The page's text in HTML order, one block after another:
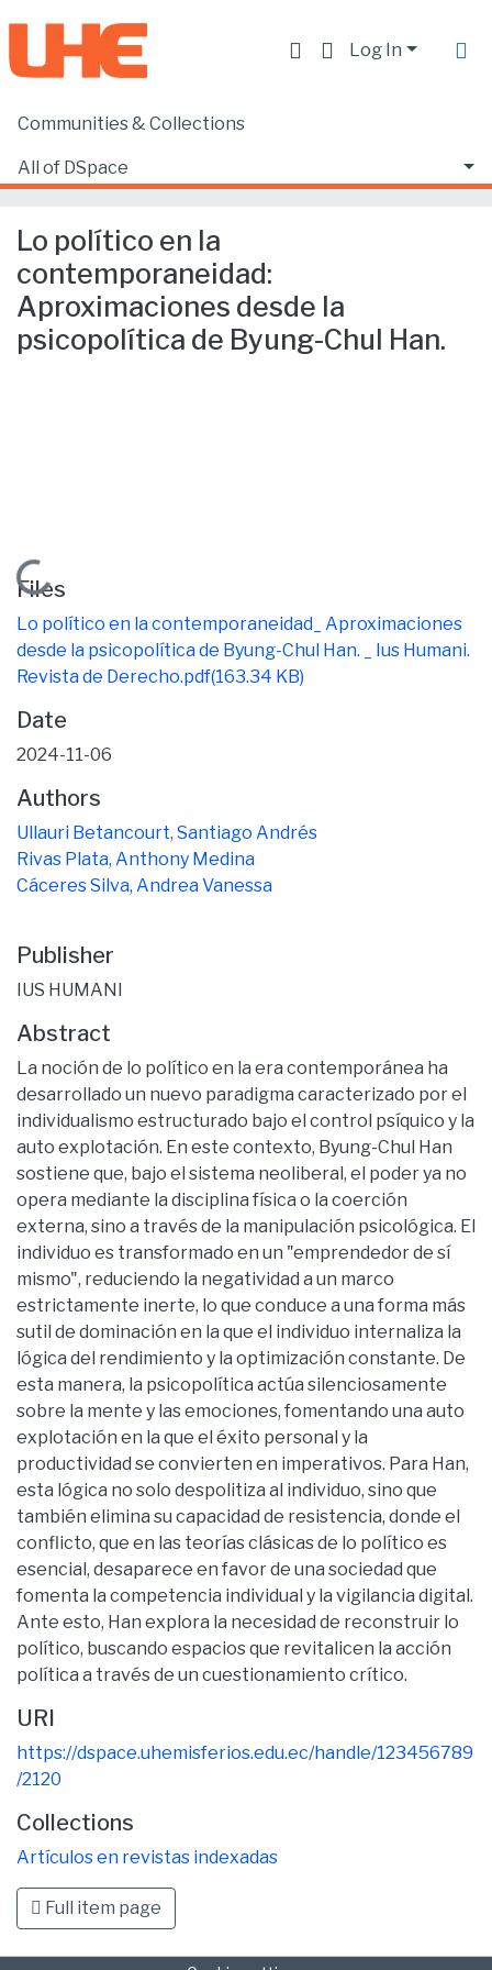
Log In
Communities & Collections
All of DSpace
Home
Lo político en la contemporaneidad: Aproximaciones desde la psicopolítica de Byung-Chul Han.
Lo político en la
contemporaneidad:
Aproximaciones desde la
psicopolítica de Byung-Chul Han.
Loading...
Files
Lo político en la contemporaneidad_ Aproximaciones
desde la psicopolítica de Byung-Chul Han. _ Ius Humani.
Revista de Derecho.pdf(163.34 KB)
Date
2024-11-06
Authors
Ullauri Betancourt, Santiago Andrés
Rivas Plata, Anthony Medina
Cáceres Silva, Andrea Vanessa
Publisher
IUS HUMANI
Abstract
La noción de lo político en la era contemporánea ha
desarrollado un nuevo paradigma caracterizado por el
individualismo estructurado bajo el control psíquico y la
auto explotación. En este contexto, Byung-Chul Han
sostiene que, bajo el sistema neoliberal, el poder ya no
opera mediante la disciplina física o la coerción
externa, sino a través de la manipulación psicológica. El
individuo es transformado en un "emprendedor de sí
mismo", reduciendo la negatividad a un marco
estrictamente inerte, lo que conduce a una forma más
sutil de dominación en la que el individuo internaliza la
lógica del rendimiento y la optimización constante. De
esta manera, la psicopolítica actúa silenciosamente
sobre la mente y las emociones, fomentando una auto
explotación en la que el éxito personal y la
productividad se convierten en imperativos. Para Han,
esta lógica no solo despolitiza al individuo, sino que
también elimina su capacidad de resistencia, donde el
conflicto, que en las teorías clásicas de lo político es
esencial, desaparece en favor de una sociedad que
fomenta la competencia individual y la vigilancia digital.
Ante esto, Han explora la necesidad de reconstruir lo
político, buscando espacios que revitalicen la acción
política a través de un cuestionamiento crítico.
URI
https://dspace.uhemisferios.edu.ec/handle/123456789
/2120
Collections
Artículos en revistas indexadas
Full item page